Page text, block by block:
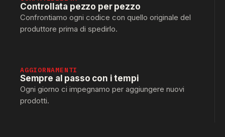
Controllata pezzo per pezzo
Confrontiamo ogni codice con quello originale del
produttore prima di spedirlo.
AGGIORNAMENTI
Sempre al passo con i tempi
Ogni giorno ci impegnamo per aggiungere nuovi
prodotti.